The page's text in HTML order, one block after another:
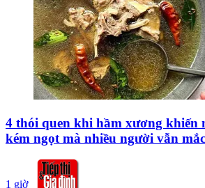
4 thói quen khi hầm xương khiến
kém ngọt mà nhiều người vẫn mắc
1 giờ